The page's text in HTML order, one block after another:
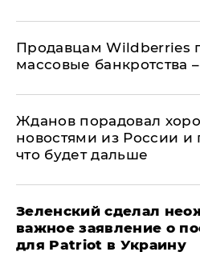
Продавцам Wildberries
массовые банкротства
Жданов порадовал
новостями из России
что будет дальше
Зеленский сделал
важное заявление о
для Patriot в Украину